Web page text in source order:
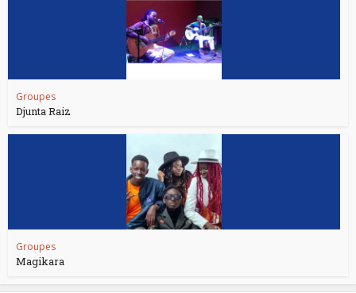
Groupes
Djunta Raiz
Groupes
Magikara